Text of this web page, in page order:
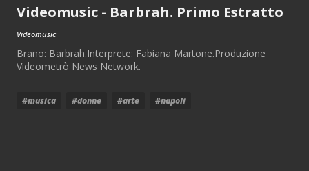
Videomusic - Barbrah. Primo Estratto
Videomusic
Brano: Barbrah.Interprete: Fabiana Martone.Produzione
Videometrò News Network.
#musica #donne #arte #napoli